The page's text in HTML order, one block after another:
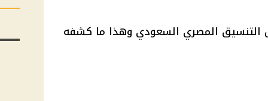
التنسيق المصري السعودي وهذا ما كشفه